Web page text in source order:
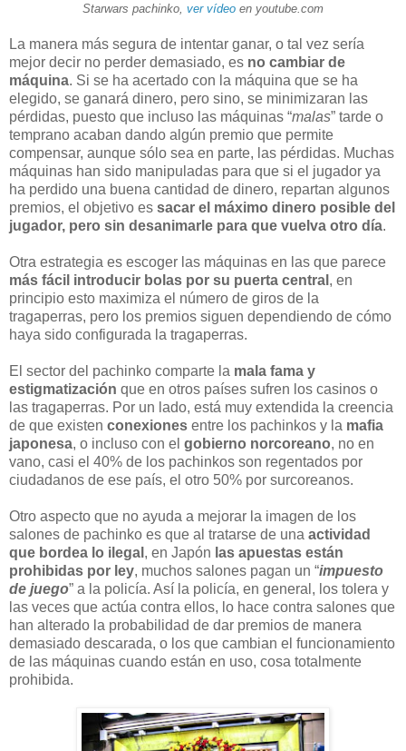
Starwars pachinko, ver vídeo en youtube.com
La manera más segura de intentar ganar, o tal vez sería
mejor decir no perder demasiado, es no cambiar de
máquina. Si se ha acertado con la máquina que se ha
elegido, se ganará dinero, pero sino, se minimizaran las
pérdidas, puesto que incluso las máquinas “malas” tarde o
temprano acaban dando algún premio que permite
compensar, aunque sólo sea en parte, las pérdidas. Muchas
máquinas han sido manipuladas para que si el jugador ya
ha perdido una buena cantidad de dinero, repartan algunos
premios, el objetivo es sacar el máximo dinero posible del
jugador, pero sin desanimarle para que vuelva otro día.
Otra estrategia es escoger las máquinas en las que parece
más fácil introducir bolas por su puerta central , en
principio esto maximiza el número de giros de la
tragaperras, pero los premios siguen dependiendo de cómo
haya sido configurada la tragaperras.
El sector del pachinko comparte la mala fama y
estigmatización que en otros países sufren los casinos o
las tragaperras. Por un lado, está muy extendida la creencia
de que existen conexiones entre los pachinkos y la mafia
japonesa, o incluso con el gobierno norcoreano, no en
vano, casi el 40% de los pachinkos son regentados por
ciudadanos de ese país, el otro 50% por surcoreanos.
Otro aspecto que no ayuda a mejorar la imagen de los
salones de pachinko es que al tratarse de una actividad
que bordea lo ilegal , en Japón las apuestas están
prohibidas por ley, muchos salones pagan un “impuesto
de juego” a la policía. Así la policía, en general, los tolera y
las veces que actúa contra ellos, lo hace contra salones que
han alterado la probabilidad de dar premios de manera
demasiado descarada, o los que cambian el funcionamiento
de las máquinas cuando están en uso, cosa totalmente
prohibida.